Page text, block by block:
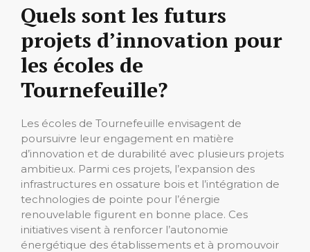
Quels sont les futurs
projets d’innovation pour
les écoles de
Tournefeuille?
Les écoles de Tournefeuille envisagent de
poursuivre leur engagement en matière
d’innovation et de durabilité avec plusieurs projets
ambitieux. Parmi ces projets, l’expansion des
infrastructures en ossature bois et l’intégration de
technologies de pointe pour l’énergie
renouvelable figurent en bonne place. Ces
initiatives visent à renforcer l’autonomie
énergétique des établissements et à promouvoir